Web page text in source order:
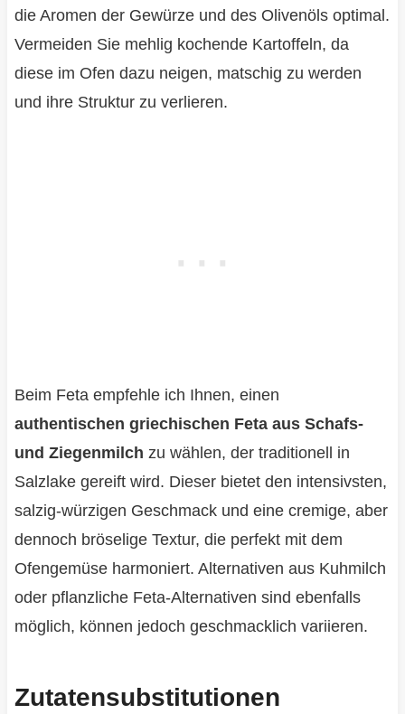
die Aromen der Gewürze und des Olivenöls optimal.
Vermeiden Sie mehlig kochende Kartoffeln, da
diese im Ofen dazu neigen, matschig zu werden
und ihre Struktur zu verlieren.
Beim Feta empfehle ich Ihnen, einen
authentischen griechischen Feta aus Schafs-
und Ziegenmilch zu wählen, der traditionell in
Salzlake gereift wird. Dieser bietet den intensivsten,
salzig-würzigen Geschmack und eine cremige, aber
dennoch bröselige Textur, die perfekt mit dem
Ofengemüse harmoniert. Alternativen aus Kuhmilch
oder pflanzliche Feta-Alternativen sind ebenfalls
möglich, können jedoch geschmacklich variieren.
Zutatensubstitutionen